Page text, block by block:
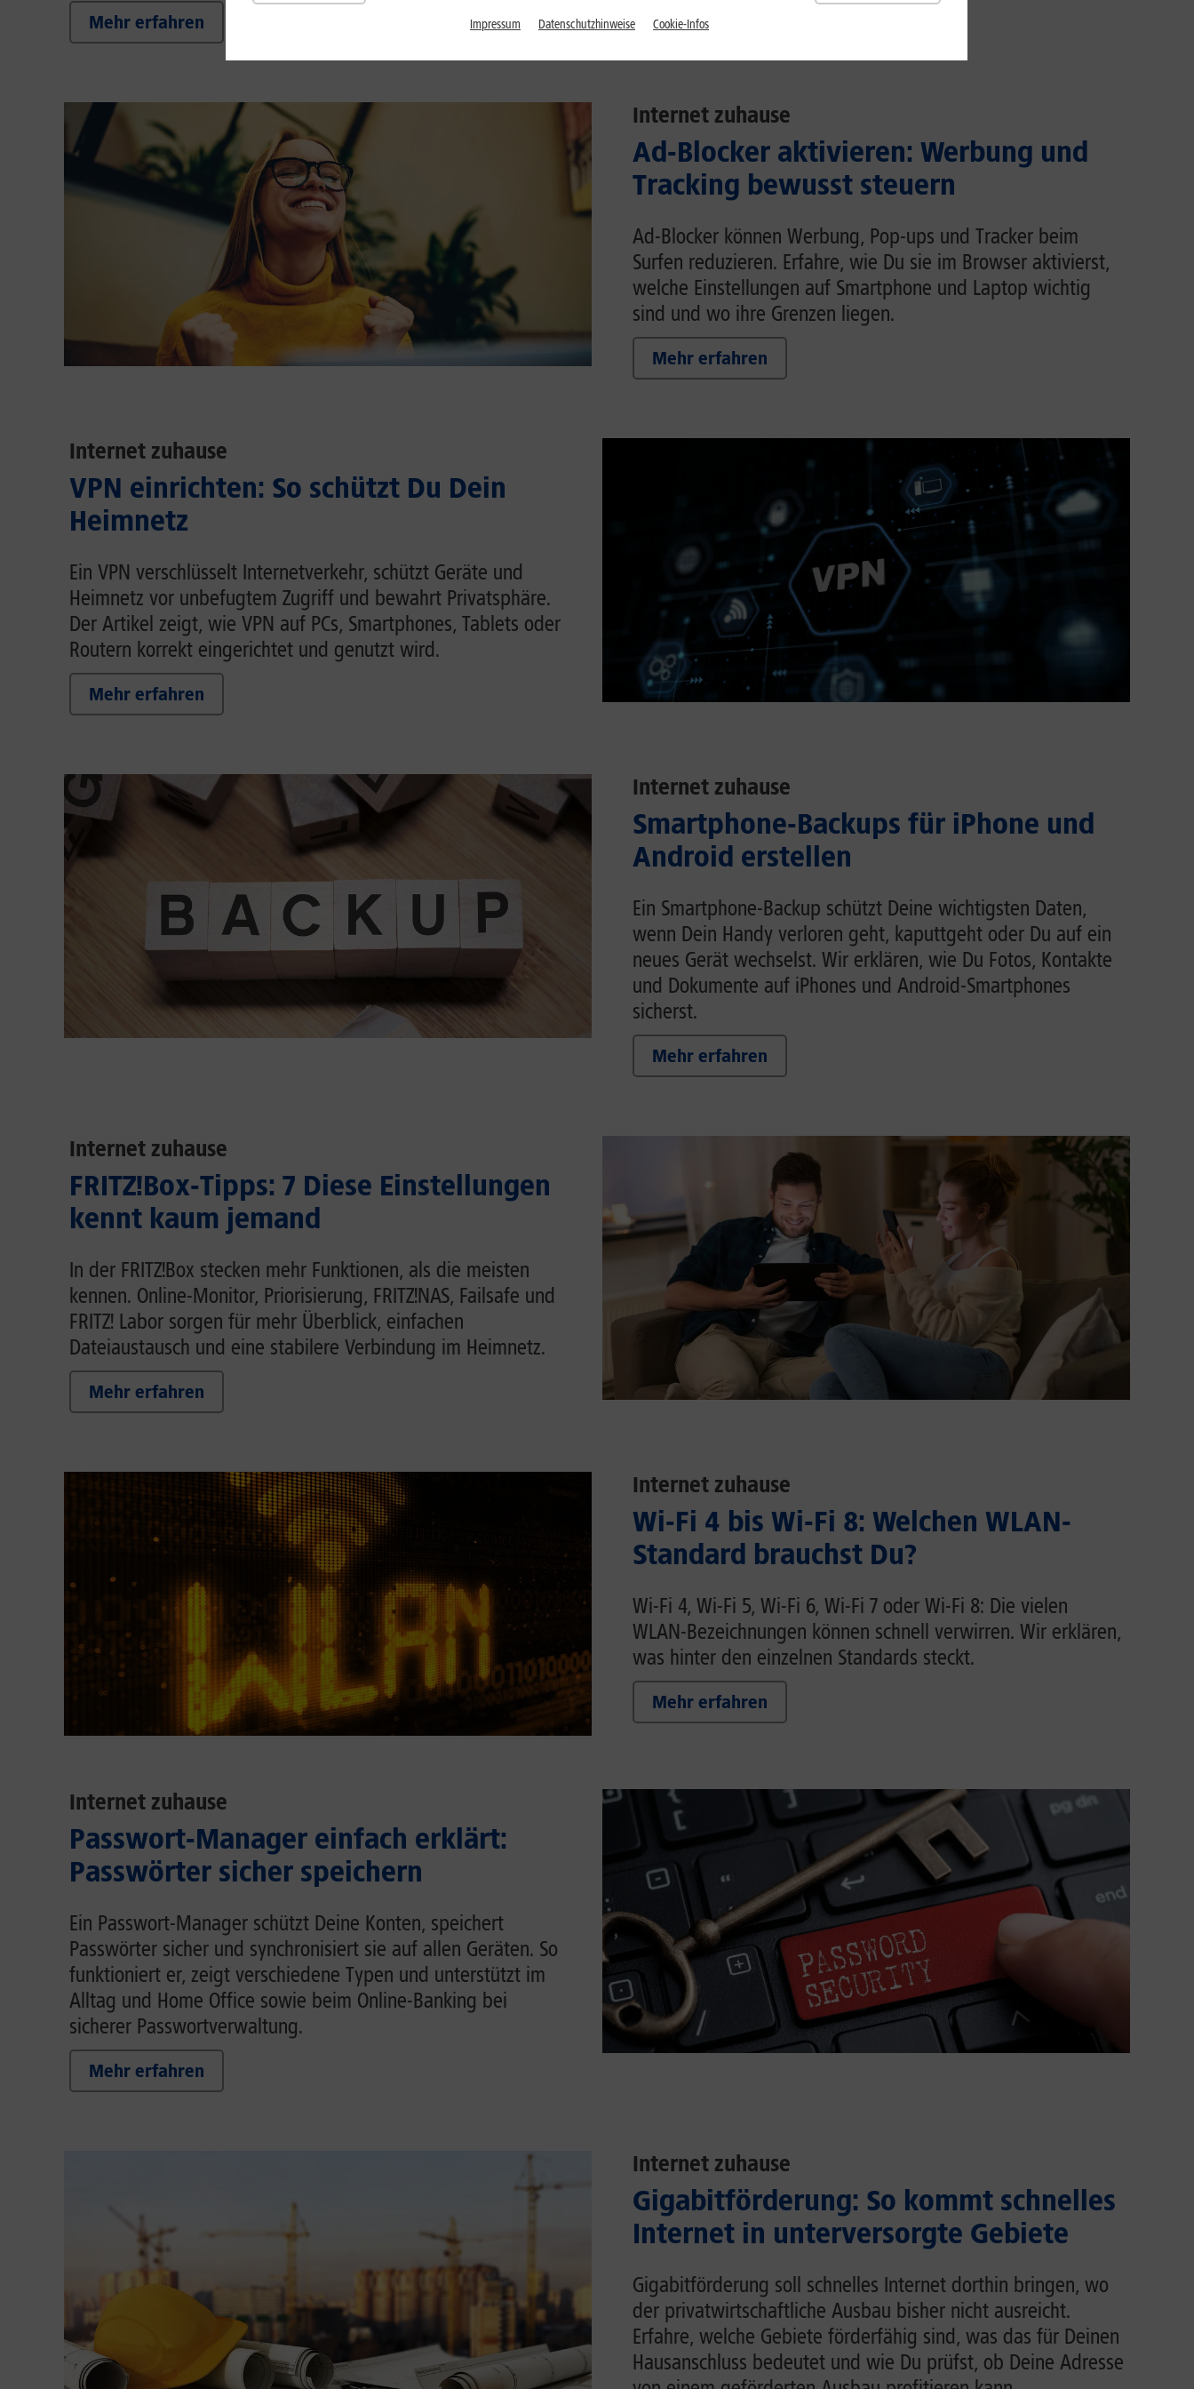
Mehr erfahren
Internet zuhause
Ad-Blocker aktivieren: Werbung und
Tracking bewusst steuern
Ad-Blocker können Werbung, Pop-ups und Tracker beim
Surfen reduzieren. Erfahre, wie Du sie im Browser aktivierst,
welche Einstellungen auf Smartphone und Laptop wichtig
sind und wo ihre Grenzen liegen.
Mehr erfahren
Internet zuhause
VPN einrichten: So schützt Du Dein
Heimnetz
Ein VPN verschlüsselt Internetverkehr, schützt Geräte und
Heimnetz vor unbefugtem Zugriff und bewahrt Privatsphäre.
Der Artikel zeigt, wie VPN auf PCs, Smartphones, Tablets oder
Routern korrekt eingerichtet und genutzt wird.
Mehr erfahren
Internet zuhause
Smartphone-Backups für iPhone und
Android erstellen
Ein Smartphone-Backup schützt Deine wichtigsten Daten,
wenn Dein Handy verloren geht, kaputtgeht oder Du auf ein
neues Gerät wechselst. Wir erklären, wie Du Fotos, Kontakte
und Dokumente auf iPhones und Android-Smartphones
sicherst.
Mehr erfahren
Internet zuhause
FRITZ!Box-Tipps: 7 Diese Einstellungen
kennt kaum jemand
In der FRITZ!Box stecken mehr Funktionen, als die meisten
kennen. Online-Monitor, Priorisierung, FRITZ!NAS, Failsafe und
FRITZ! Labor sorgen für mehr Überblick, einfachen
Dateiaustausch und eine stabilere Verbindung im Heimnetz.
Mehr erfahren
Internet zuhause
Wi-Fi 4 bis Wi-Fi 8: Welchen WLAN-
Standard brauchst Du?
Wi-Fi 4, Wi-Fi 5, Wi-Fi 6, Wi-Fi 7 oder Wi-Fi 8: Die vielen
WLAN-Bezeichnungen können schnell verwirren. Wir erklären,
was hinter den einzelnen Standards steckt.
Mehr erfahren
Internet zuhause
Passwort-Manager einfach erklärt:
Passwörter sicher speichern
Ein Passwort-Manager schützt Deine Konten, speichert
Passwörter sicher und synchronisiert sie auf allen Geräten. So
funktioniert er, zeigt verschiedene Typen und unterstützt im
Alltag und Home Office sowie beim Online-Banking bei
sicherer Passwortverwaltung.
Mehr erfahren
Internet zuhause
Gigabitförderung: So kommt schnelles
Internet in unterversorgte Gebiete
Gigabitförderung soll schnelles Internet dorthin bringen, wo
der privatwirtschaftliche Ausbau bisher nicht ausreicht.
Erfahre, welche Gebiete förderfähig sind, was das für Deinen
Hausanschluss bedeutet und wie Du prüfst, ob Deine Adresse
Impressum Datenschutzhinweise Cookie-Infos